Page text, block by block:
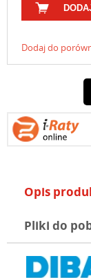
Dodaj do
Opis
Pliki do